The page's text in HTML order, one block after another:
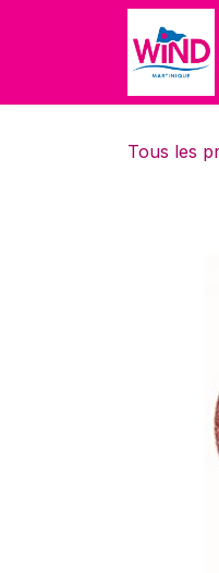
Se rendre au contenu
Tous les